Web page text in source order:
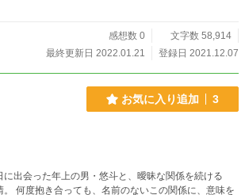
感想数 0
文字数 58,914
最終更新日 2022.01.21
登録日 2021.12.07
お気に入り追加 3
に出会った年上の男・悠斗と、曖昧な関係を続ける
。 何度抱き合っても、名前のないこの関係に、意味を